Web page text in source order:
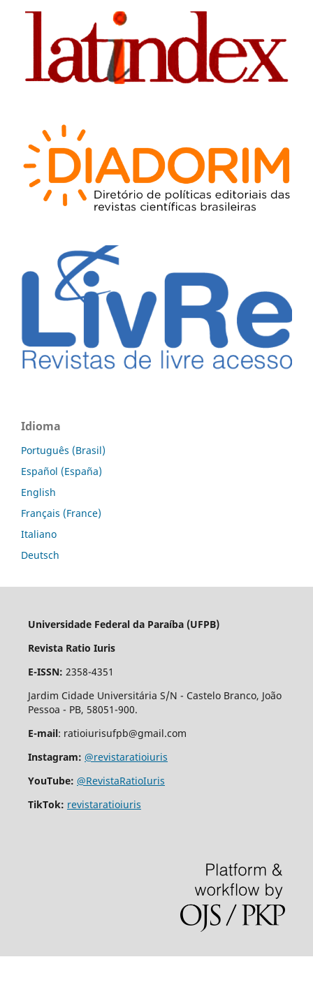
Idioma
Português (Brasil)
Español (España)
English
Français (France)
Italiano
Deutsch
Universidade Federal da Paraíba (UFPB)
Revista Ratio Iuris
E-ISSN: 2358-4351
Jardim Cidade Universitária S/N - Castelo Branco, João
Pessoa - PB, 58051-900.
E-mail: ratioiurisufpb@gmail.com
Instagram: @revistaratioiuris
YouTube: @RevistaRatioIuris
TikTok: revistaratioiuris